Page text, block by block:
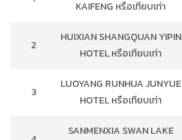
KAIFENG หรือเทียบเท่า
2
HUIXIAN SHANGQUAN YIPIN
HOTEL หรือเทียบเท่า
3
LUOYANG RUNHUA JUNYUE
HOTEL หรือเทียบเท่า
SANMENXIA SWAN LAKE